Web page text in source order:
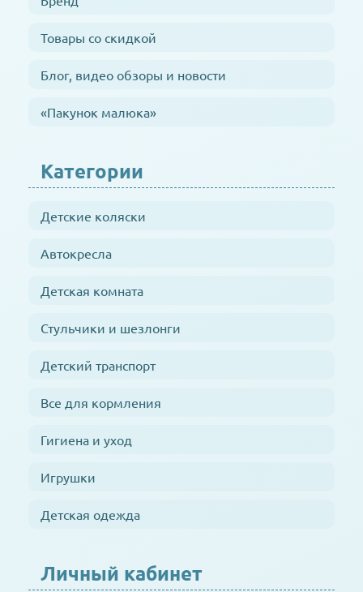
Товары со скидкой
Блог, видео обзоры и новости
«Пакунок малюка»
Категории
Детские коляски
Автокресла
Детская комната
Стульчики и шезлонги
Детский транспорт
Все для кормления
Гигиена и уход
Игрушки
Детская одежда
Личный кабинет